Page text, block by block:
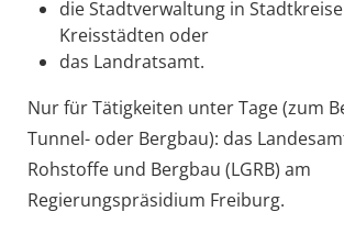
die Stadtverwaltungin
Kreisstädten oder
das Landratsamt.
Nur für Tätigkeiten unter Tage (zum
Tunnel- oder Bergbau): das
Rohstoffe und Bergbau (LGRB) am
Regierungspräsidium Freiburg.